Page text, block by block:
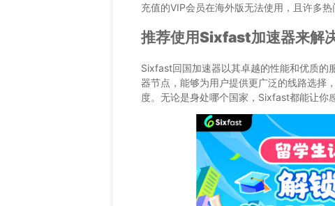
充值的VIP会员在海外版无法使用，且许多热
推荐使用Sixfast加速器来解
Sixfast回国加速器以其卓越的性能和优质的
器节点，能够为用户提供更广泛的线路选择
度。无论是身处哪个国家，Sixfast都能让你